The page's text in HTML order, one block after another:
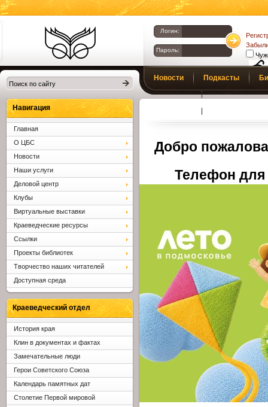
Библиотеки
Клина. Клинская
ЦБС.
Логин:
Пароль:
Новости Подкасты
Добро
Телефон для
Навигация
Главная
О ЦБС
Новости
Наши услуги
Деловой центр
Клубы
Виртуальные выставки
Краеведческие ресурсы
Ссылки
Проекты библиотек
Творчество наших читателей
Доступная среда
Краеведческий отдел
История края
Клин в документах и фактах
Замечательные люди
Герои Советского Союза
Календарь памятных дат
Столетие Первой мировой